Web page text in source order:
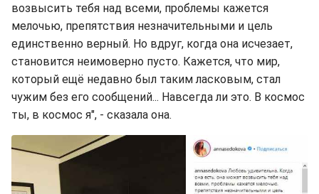
возвысить тебя над всеми, проблемы кажется
мелочью, препятствия незначительными и цель
единственно верный. Но вдруг, когда она исчезает,
становится неимоверно пусто. Кажется, что мир,
который ещё недавно был таким ласковым, стал
чужим без его сообщений... Навсегда ли это. В космос
ты, в космос я", - сказала она.